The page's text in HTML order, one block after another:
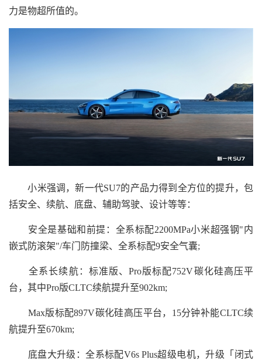
力是物超所值的。
小米强调，新一代SU7的产品力得到全方位的提升，包
括安全、续航、底盘、辅助驾驶、设计等等：
安全是基础和前提：全系标配2200MPa小米超强钢"内
嵌式防滚架"/车门防撞梁、全系标配9安全气囊;
全系长续航：标准版、Pro版标配752V碳化硅高压平
台，其中Pro版CLTC续航提升至902km;
Max版标配897V碳化硅高压平台，15分钟补能CLTC续
航提升至670km;
底盘大升级：全系标配V6s Plus超级电机，升级「闭式